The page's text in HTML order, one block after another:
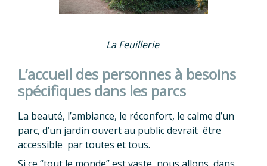
La Feuillerie
L’accueil des personnes à besoins
spécifiques dans les parcs
La beauté, l’ambiance, le réconfort, le calme d’un
parc, d’un jardin ouvert au public devrait être
accessible par toutes et tous.